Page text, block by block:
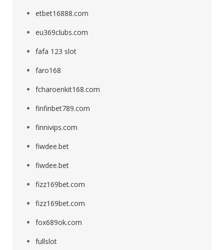
etbet16888.com
eu369clubs.com
fafa 123 slot
faro168
fcharoenkit168.com
finfinbet789.com
finnivips.com
fiwdee.bet
fiwdee.bet
fizz169bet.com
fizz169bet.com
fox689ok.com
fullslot